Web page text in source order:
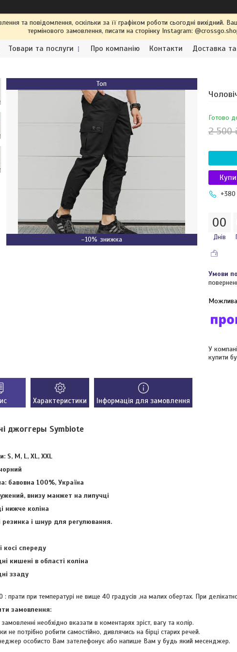
та повідомлення, оскільки за її графіком роботи сьогодні вихідний.
термінового замовлення, писати на сторінку Instagram:
Товари та послуги Про компанію Контакти Доставка
Топ
–10%
Готово
2 500
00
Днів
У
купити
Характеристики Інформація для замовлення
джоггеры Symbiote
S, M, L, XL, XXL
бавовна 100%, Україна
внизу манжет на липучці
нижче коліна
резинка і шнур для регулювання.
косі спереду
кишені в області коліна
ззаду
прати при температурі не вище 40 градусів ,на малих обертах. При
замовлення:
необхідно вказати в коментарях зріст, вагу та колір.
не потрібно робити самостійно, дивлячись на бірці старих речей.
особисто Вам зателефонує або напише Вам у будь який месенджер.